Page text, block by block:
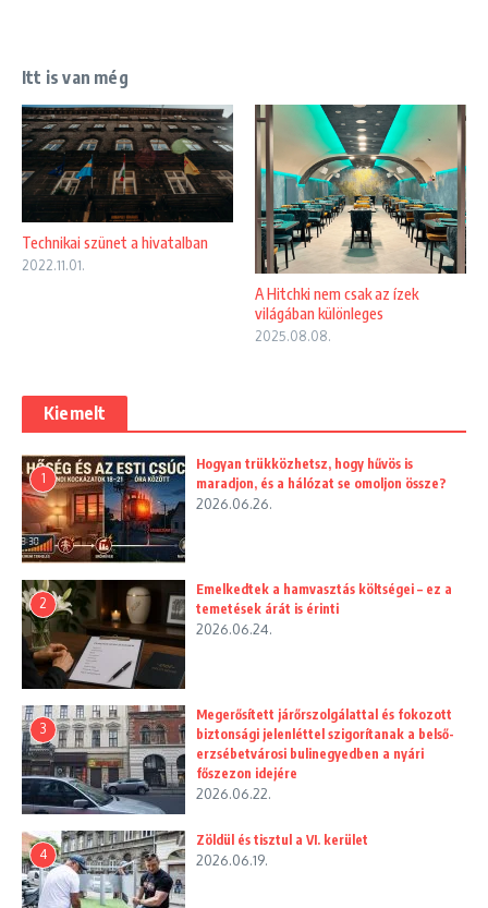
Itt is van még
Technikai szünet a hivatalban
2022.11.01.
A Hitchki nem csak az ízek
világában különleges
2025.08.08.
Kiemelt
1
Hogyan trükközhetsz, hogy hűvös is
maradjon, és a hálózat se omoljon össze?
2026.06.26.
2
Emelkedtek a hamvasztás költségei – ez a
temetések árát is érinti
2026.06.24.
3
Megerősített járőrszolgálattal és fokozott
biztonsági jelenléttel szigorítanak a belső-
erzsébetvárosi bulinegyedben a nyári
főszezon idejére
2026.06.22.
4
Zöldül és tisztul a VI. kerület
2026.06.19.